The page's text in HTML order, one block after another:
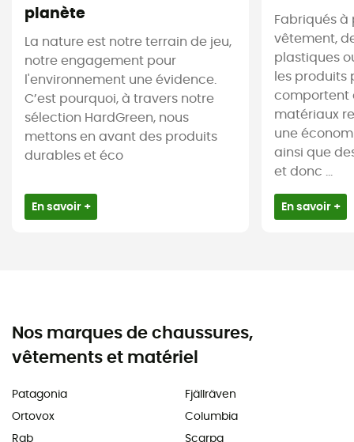
planète
La nature est notre terrain de jeu,
notre engagement pour
l'environnement une évidence.
C’est pourquoi, à travers notre
sélection HardGreen, nous
mettons en avant des produits
durables et éco
En savoir +
Fabriqués à
vêtement,
plastiques
les produits
comportent
matériaux
une
ainsi que
et donc ...
En savoir +
Nos marques de chaussures,
vêtements et matériel
Patagonia
Ortovox
Rab
Fjällräven
Columbia
Scarpa